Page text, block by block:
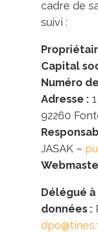
cadre de
suivi :
Capital
Numéro
Adresse :
92260
JASAK –
Délégué
données :